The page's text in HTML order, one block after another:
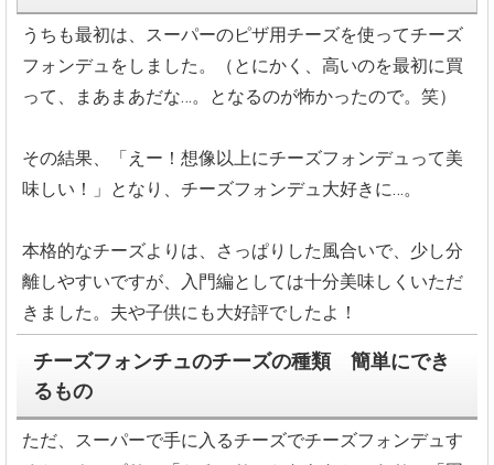
うちも最初は、スーパーのピザ用チーズを使ってチーズ
フォンデュをしました。（とにかく、高いのを最初に買
って、まあまあだな…。となるのが怖かったので。笑）
その結果、「えー！想像以上にチーズフォンデュって美
味しい！」となり、チーズフォンデュ大好きに…。
本格的なチーズよりは、さっぱりした風合いで、少し分
離しやすいですが、入門編としては十分美味しくいただ
きました。夫や子供にも大好評でしたよ！
チーズフォンチュのチーズの種類 簡単にでき
るもの
ただ、スーパーで手に入るチーズでチーズフォンデュす